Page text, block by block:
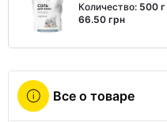
Количество: 500 г
66.50 грн
Все о товаре